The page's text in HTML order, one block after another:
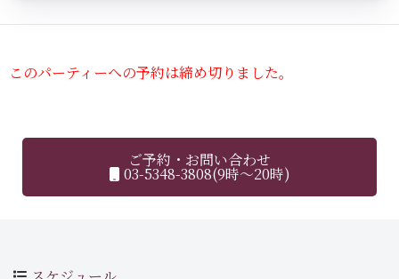
このパーティーへの予約は締め切りました。
ご予約・お問い合わせ
03-5348-3808(9時～20時)